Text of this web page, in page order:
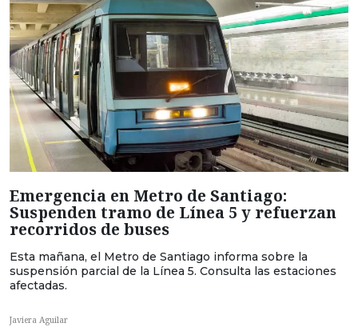
Emergencia en Metro de Santiago:
Suspenden tramo de Línea 5 y refuerzan
recorridos de buses
Esta mañana, el Metro de Santiago informa sobre la
suspensión parcial de la Línea 5. Consulta las estaciones
afectadas.
Javiera Aguilar